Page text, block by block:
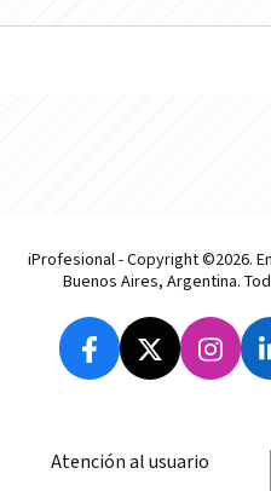
iProfesional - Copyright ©2026.
Buenos Aires, Argentina.
Atención al usuario